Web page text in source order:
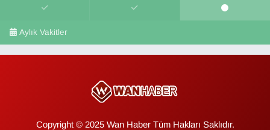
Aylık Vakitler
Copyright © 2025 Wan Haber Tüm Hakları Saklıdır.